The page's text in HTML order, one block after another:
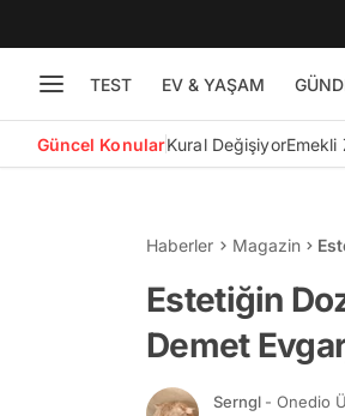
TEST EV & YAŞAM
Güncel KonularKural DeğişiyorEmekli
Haberler Magazin
Estetiğin
Demet
Serngl - Onedio